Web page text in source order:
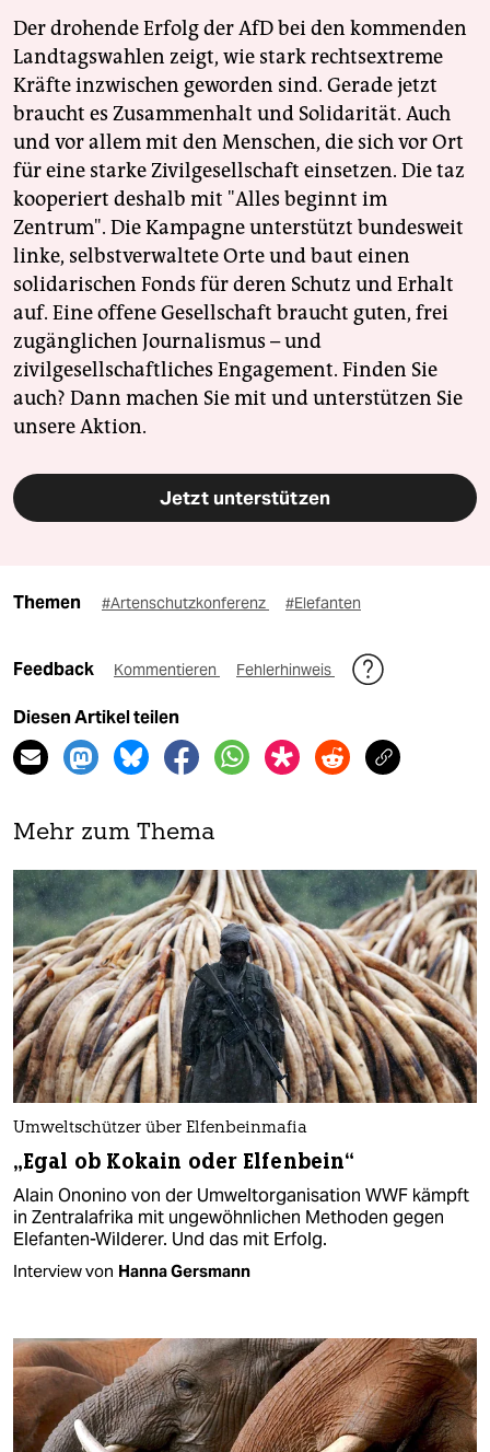
Der drohende Erfolg der AfD bei den kommenden
Landtagswahlen zeigt, wie stark rechtsextreme
Kräfte inzwischen geworden sind. Gerade jetzt
braucht es Zusammenhalt und Solidarität. Auch
und vor allem mit den Menschen, die sich vor Ort
für eine starke Zivilgesellschaft einsetzen. Die taz
kooperiert deshalb mit "Alles beginnt im
Zentrum". Die Kampagne unterstützt bundesweit
linke, selbstverwaltete Orte und baut einen
solidarischen Fonds für deren Schutz und Erhalt
auf. Eine offene Gesellschaft braucht guten, frei
zugänglichen Journalismus – und
zivilgesellschaftliches Engagement. Finden Sie
auch? Dann machen Sie mit und unterstützen Sie
unsere Aktion.
Jetzt unterstützen
Themen #Artenschutzkonferenz #Elefanten
Feedback Kommentieren Fehlerhinweis
Diesen Artikel teilen
Mehr zum Thema
Umweltschützer über Elfenbeinmafia
„Egal ob Kokain oder Elfenbein“
Alain Ononino von der Umweltorganisation WWF kämpft
in Zentralafrika mit ungewöhnlichen Methoden gegen
Elefanten-Wilderer. Und das mit Erfolg.
Interview von Hanna Gersmann